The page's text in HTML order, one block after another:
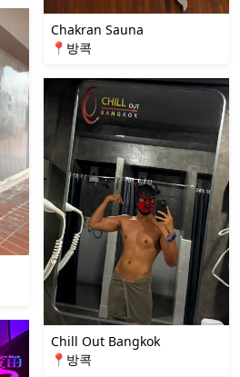
Chakran Sauna
📍방콕
Chill Out Bangkok
📍방콕